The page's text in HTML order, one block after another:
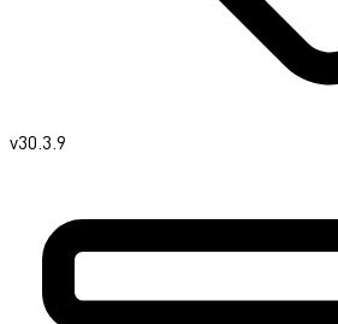
v30.3.9